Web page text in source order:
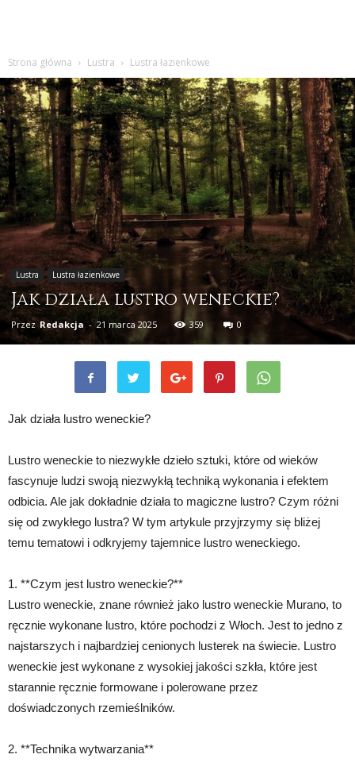
Strona główna Lustra Lustra łazienkowe
Lustra Lustra łazienkowe
Jak działa lustro weneckie?
Przez Redakcja - 21 marca 2025 359 0
Jak działa lustro weneckie?
Lustro weneckie to niezwykłe dzieło sztuki, które od wieków
fascynuje ludzi swoją niezwykłą techniką wykonania i efektem
odbicia. Ale jak dokładnie działa to magiczne lustro? Czym różni
się od zwykłego lustra? W tym artykule przyjrzymy się bliżej
temu tematowi i odkryjemy tajemnice lustro weneckiego.
1. **Czym jest lustro weneckie?**
Lustro weneckie, znane również jako lustro weneckie Murano, to
ręcznie wykonane lustro, które pochodzi z Włoch. Jest to jedno z
najstarszych i najbardziej cenionych lusterek na świecie. Lustro
weneckie jest wykonane z wysokiej jakości szkła, które jest
starannie ręcznie formowane i polerowane przez
doświadczonych rzemieślników.
2. **Technika wytwarzania**